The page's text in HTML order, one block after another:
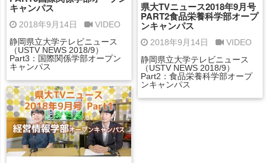
キャンパス
2018年9月14日
VIDEO
静岡県立大学テレビニュース
（USTV NEWS 2018/9）
Part3：国際関係学部オープン
キャンパス
県大TVニュース2018年9月号
PART2食品栄養科学部オープ
ンキャンパス
2018年9月14日
VIDEO
静岡県立大学テレビニュース
（USTV NEWS 2018/9）
Part2：食品栄養科学部オープ
ンキャンパス